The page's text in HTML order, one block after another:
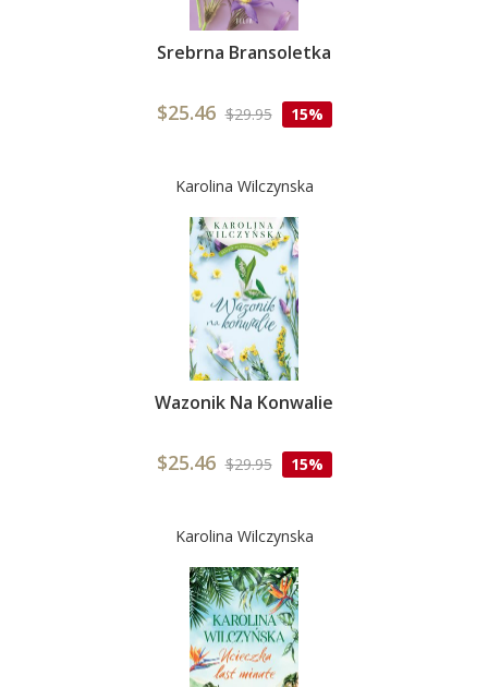
Srebrna Bransoletka
$25.46 $29.95 15%
Karolina Wilczynska
Wazonik Na Konwalie
$25.46 $29.95 15%
Karolina Wilczynska